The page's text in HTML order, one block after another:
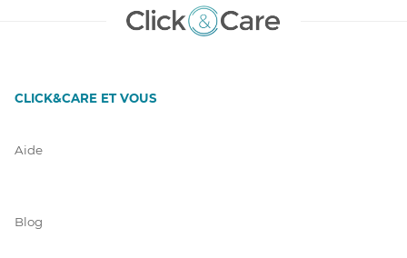
CLICK&CARE ET VOUS
Aide
Blog